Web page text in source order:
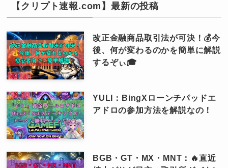
【クリプト速報.com】最新の投稿
改正金融商品取引法が可決！💰今
後、何が変わるのかを簡単に解説
するぞぃ🎓
YULI：BingXローンチパッドエ
アドロの参加方法を解説なの！
BGB・GT・MX・MNT：🔥直近